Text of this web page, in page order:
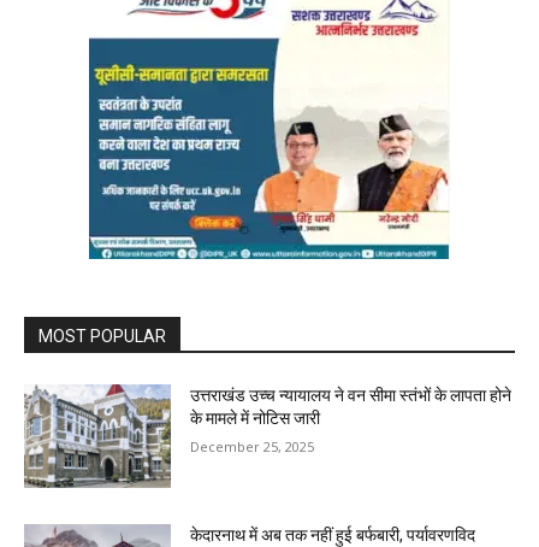
MOST POPULAR
उत्तराखंड उच्च न्यायालय ने वन सीमा स्तंभों के लापता होने
के मामले में नोटिस जारी
December 25, 2025
केदारनाथ में अब तक नहीं हुई बर्फबारी, पर्यावरणविद